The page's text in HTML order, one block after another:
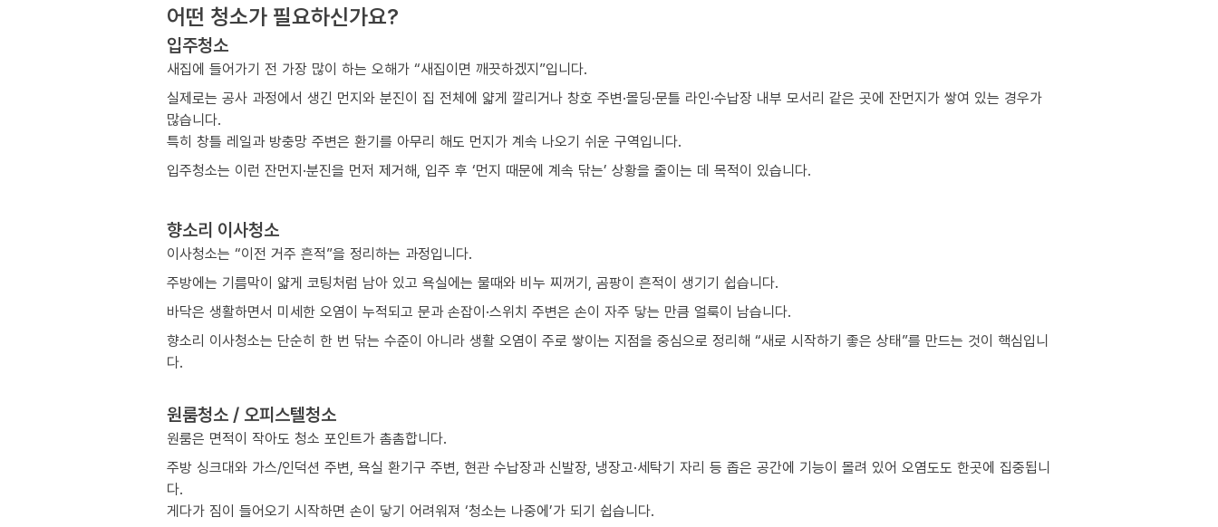
어떤 청소가 필요하신가요?
입주청소
새집에 들어가기 전 가장 많이 하는 오해가 “새집이면 깨끗하겠지”입니다.
실제로는 공사 과정에서 생긴 먼지와 분진이 집 전체에 얇게 깔리거나 창호 주변·몰딩·문틀 라인·수납장 내부 모서리 같은 곳에 잔먼지가 쌓여 있는 경우가
많습니다.
특히 창틀 레일과 방충망 주변은 환기를 아무리 해도 먼지가 계속 나오기 쉬운 구역입니다.
입주청소는 이런 잔먼지·분진을 먼저 제거해, 입주 후 ‘먼지 때문에 계속 닦는’ 상황을 줄이는 데 목적이 있습니다.
향소리 이사청소
이사청소는 “이전 거주 흔적”을 정리하는 과정입니다.
주방에는 기름막이 얇게 코팅처럼 남아 있고 욕실에는 물때와 비누 찌꺼기, 곰팡이 흔적이 생기기 쉽습니다.
바닥은 생활하면서 미세한 오염이 누적되고 문과 손잡이·스위치 주변은 손이 자주 닿는 만큼 얼룩이 남습니다.
향소리 이사청소는 단순히 한 번 닦는 수준이 아니라 생활 오염이 주로 쌓이는 지점을 중심으로 정리해 “새로 시작하기 좋은 상태”를 만드는 것이 핵심입니
다.
원룸청소 / 오피스텔청소
원룸은 면적이 작아도 청소 포인트가 촘촘합니다.
주방 싱크대와 가스/인덕션 주변, 욕실 환기구 주변, 현관 수납장과 신발장, 냉장고·세탁기 자리 등 좁은 공간에 기능이 몰려 있어 오염도도 한곳에 집중됩니
다.
게다가 짐이 들어오기 시작하면 손이 닿기 어려워져 ‘청소는 나중에’가 되기 쉽습니다.